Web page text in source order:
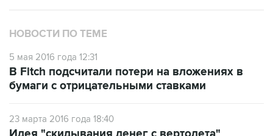
НОВОСТИ ПО ТЕМЕ
5 мая 2016 года 12:31
бумаги с отрицательными ставками
23 марта 2016 года 18:40
завоевала признание ведущих аналитиков